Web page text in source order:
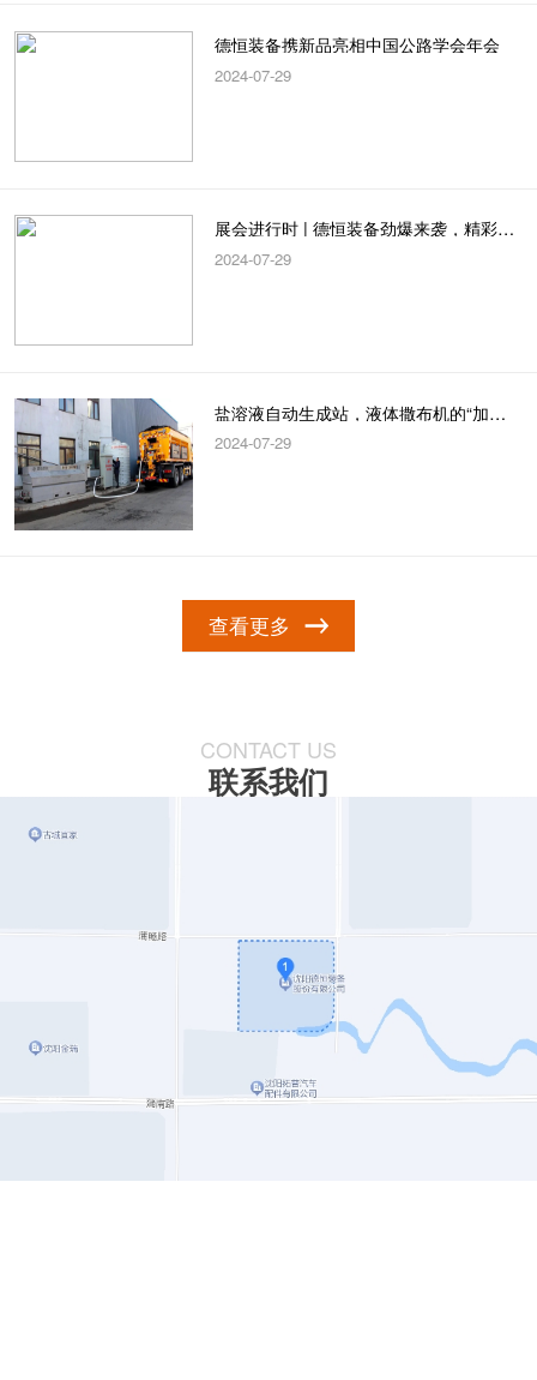
德恒装备携新品亮相中国公路学会年会
2024-07-29
展会进行时 | 德恒装备劲爆来袭，精彩不容错过！
2024-07-29
盐溶液自动生成站，液体撒布机的“加油站”
2024-07-29
查看更多
CONTACT US
联系我们